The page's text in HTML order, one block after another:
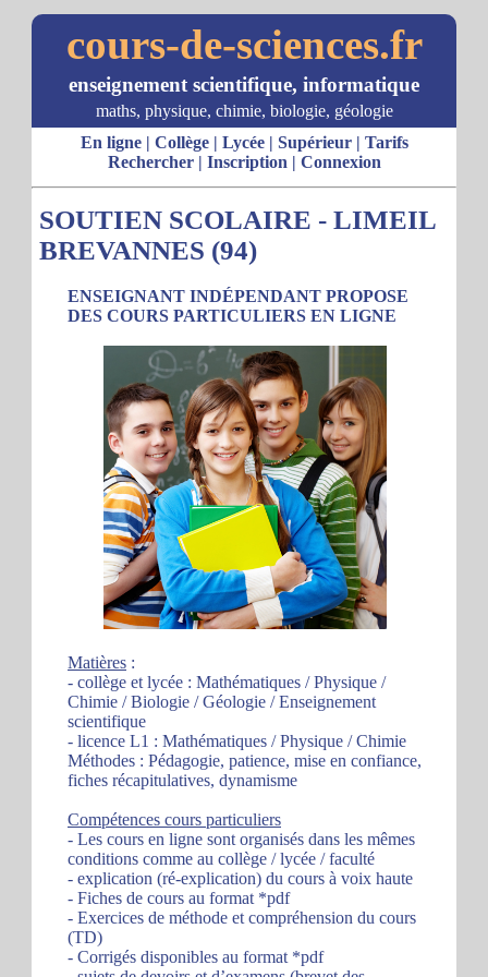
cours-de-sciences.fr
enseignement scientifique, informatique
maths, physique, chimie, biologie, géologie
En ligne| Collège| Lycée| Supérieur| Tarifs
Rechercher| Inscription | Connexion
SOUTIEN SCOLAIRE - LIMEIL
BREVANNES (94)
ENSEIGNANT INDÉPENDANT PROPOSE
DES COURS PARTICULIERS EN LIGNE
Matières :
- collège et lycée : Mathématiques / Physique /
Chimie / Biologie / Géologie / Enseignement
scientifique
- licence L1 : Mathématiques / Physique / Chimie
Méthodes : Pédagogie, patience, mise en confiance,
fiches récapitulatives, dynamisme
Compétences cours particuliers
- Les cours en ligne sont organisés dans les mêmes
conditions comme au collège / lycée / faculté
- explication (ré-explication) du cours à voix haute
- Fiches de cours au format *pdf
- Exercices de méthode et compréhension du cours
(TD)
- Corrigés disponibles au format *pdf